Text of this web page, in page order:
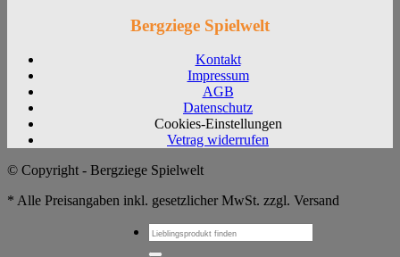
Bergziege Spielwelt
Kontakt
Impressum
AGB
Datenschutz
Cookies-Einstellungen
Vetrag widerrufen
© Copyright - Bergziege Spielwelt
* Alle Preisangaben inkl. gesetzlicher MwSt. zzgl. Versand
Suchen